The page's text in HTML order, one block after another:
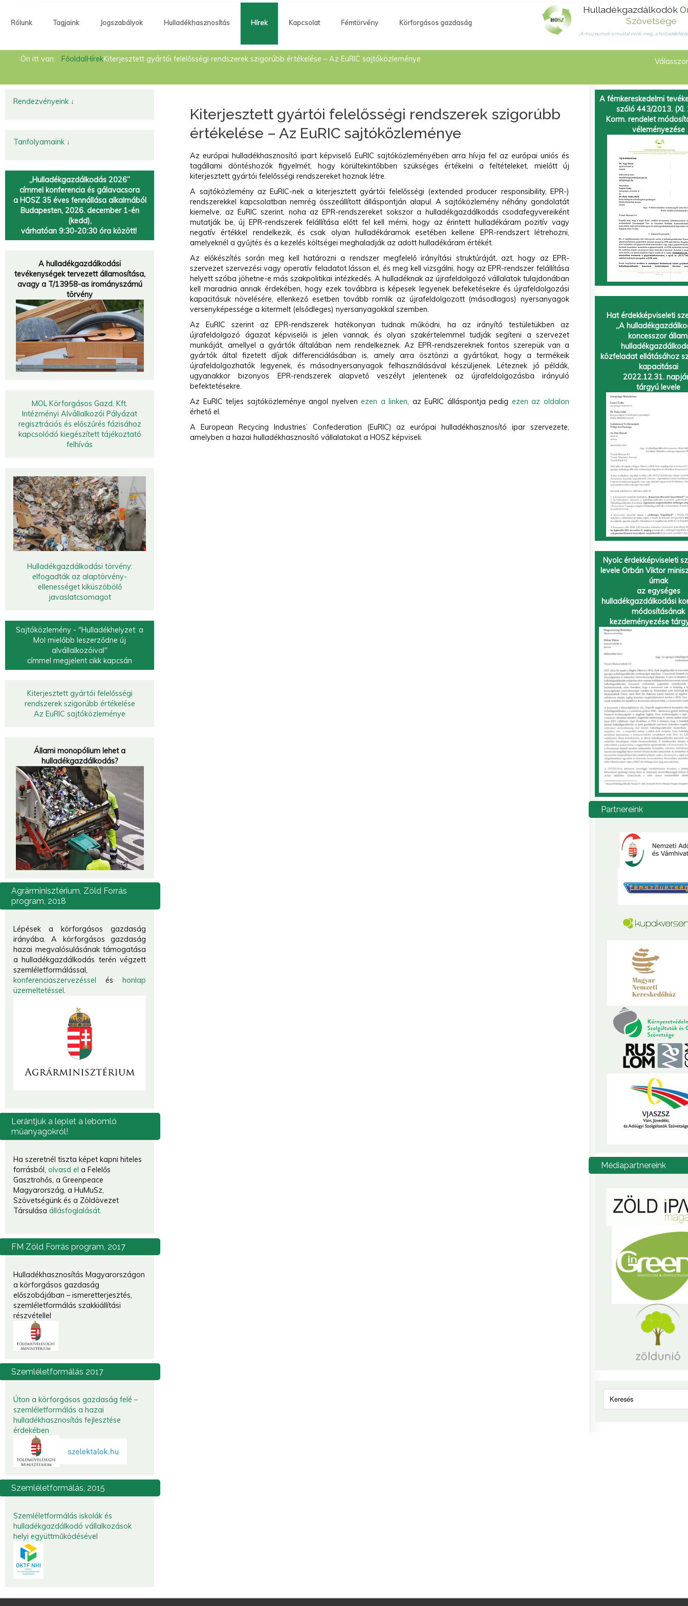
Rólunk
Hírek
Fémtörvény
Körforgásos gazdaság
OrszágosSzövetsége
„A múzeumok a múltat őrzik meg, a hulladékfeldolgozók a jövőt.
Hulladékgazdálkodók
Szövetsége
„A múzeumok a múltat őrzik meg, a
Rólunk Tagjaink Jogszabályok Hulladékhasznosítás Hírek Kapcsolat Fémtörvény Körforgásos gazdaság
Ön itt van: FőoldalHírekKiterjesztett gyártói felelősségi rendszerek szigorúbb értékelése – Az EuRIC sajtóközleménye
Kiterjesztett gyártói felelősségi rendszerek szigorúbb
értékelése – Az EuRIC sajtóközleménye
Az európai hulladékhasznosító ipart képviselő EuRIC sajtóközleményében arra hívja fel az európai uniós és
tagállami döntéshozók figyelmét, hogy körültekintőbben szükséges értékelni a feltételeket, mielőtt új
kiterjesztett gyártói felelősségi rendszereket hoznak létre.
A sajtóközlemény az EuRIC-nek a kiterjesztett gyártói felelősségi (extended producer responsibility, EPR-)
rendszerekkel kapcsolatban nemrég összeállított álláspontján alapul. A sajtóközlemény néhány gondolatát
kiemelve, az EuRIC szerint, noha az EPR-rendszereket sokszor a hulladékgazdálkodás csodafegyvereiként
mutatják be, új EPR-rendszerek felállítása előtt fel kell mérni, hogy az érintett hulladékáram pozitív vagy
negatív értékkel rendelkezik, és csak olyan hulladékáramok esetében kellene EPR-rendszert létrehozni,
amelyeknél a gyűjtés és a kezelés költségei meghaladják az adott hulladékáram értékét.
Az előkészítés során meg kell határozni a rendszer megfelelő irányítási struktúráját, azt, hogy az EPR-
szervezet szervezési vagy operatív feladatot lásson el, és meg kell vizsgálni, hogy az EPR-rendszer felállítása
helyett szóba jöhetne-e más szakpolitikai intézkedés. A hulladéknak az újrafeldolgozó vállalatok tulajdonában
kell maradnia annak érdekében, hogy ezek továbbra is képesek legyenek befeketésekre és újrafeldolgozási
kapacitásuk növelésére, ellenkező esetben tovább romlik az újrafeldolgozott (másodlagos) nyersanyagok
versenyképessége a kitermelt (elsődleges) nyersanyagokkal szemben.
Az EuRIC szerint az EPR-rendszerek hatékonyan tudnak működni, ha az irányító testületükben az
újrafeldolgozó ágazat képviselői is jelen vannak, és olyan szakértelemmel tudják segíteni a szervezet
munkáját, amellyel a gyártók általában nem rendelkeznek. Az EPR-rendszereknek fontos szerepük van a
gyártók által fizetett díjak differenciálásában is, amely arra ösztönzi a gyártókat, hogy a termékeik
újrafeldolgozhatók legyenek, és másodnyersanyagok felhasználásával készüljenek. Léteznek jó példák,
ugyanakkor bizonyos EPR-rendszerek alapvető veszélyt jelentenek az újrafeldolgozásba irányuló
befektetésekre.
Az EuRIC teljes sajtóközleménye angol nyelvenezen a linken, az EuRIC álláspontja pedig ezen az oldalon
érhető el.
A European Recycing Industries’ Confederation (EuRIC) az európai hulladékhasznosító ipar szervezete,
amelyben a hazai hulladékhasznosító vállalatokat a HOSZ képviseli.
Rendezvényeink ↓
Tanfolyamaink ↓
„Hulladékgazdálkodás 2026”
címmel konferencia és gálavacsora
a HOSZ 35 éves fennállása alkalmából
Budapesten, 2026. december 1-én
(kedd),
várhatóan 9:30-20:30 óra között!
A hulladékgazdálkodási
tevékenységek tervezett államosítása,
avagy a T/13958-as irományszámú
törvény
MOL Körforgásos Gazd. Kft.
Intézményi Alvállalkozói Pályázat
regisztrációs és előszűrés fázisához
kapcsolódó kiegészített tájékoztató
felhívás
Hulladékgazdálkodási törvény:
elfogadták az alaptörvény-
ellenességet kiküszöbölő
javaslatcsomagot
Sajtóközlemény - "Hulladékhelyzet: a
Mol mielőbb leszerződne új
alvállalkozóival"
címmel megjelent cikk kapcsán
Kiterjesztett gyártói felelősségi
rendszerek szigorúbb értékelése
Az EuRIC sajtóközleménye
Állami monopólium lehet a
hulladékgazdálkodás?
Agrárminisztérium, Zöld Forrás
program, 2018
Lépések a körforgásos gazdaság
irányába. A körforgásos gazdaság
hazai megvalósulásának támogatása
a hulladékgazdálkodás terén végzett
szemléletformálással,
konferenciaszervezéssel éshonlap
üzemeltetéssel.
Lerántjuk a leplet a lebomló
műanyagokról!
Ha szeretnél tiszta képet kapni hiteles
forrásból, olvasd el a Felelős
Gasztrohős, a Greenpeace
Magyarország, a HuMuSz,
Szövetségünk és a Zöldövezet
Társulása állásfoglalását.
FM Zöld Forrás program, 2017
Hulladékhasznosítás Magyarországon
a körforgásos gazdaság
előszobájában – ismeretterjesztés,
szemléletformálás szakkiállítási
részvétellel
Szemléletformálás 2017
Úton a körforgásos gazdaság felé –
szemléletformálás a hazai
hulladékhasznosítás fejlesztése
érdekében
Szemléletformálás, 2015
Szemléletformálás iskolák és
hulladékgazdálkodó vállalkozások
helyi együttműködésével
A fémkereskedelmi
szóló 443/2013. (XI.
Korm. rendelet
véleményezése
Hat érdekképviseleti
„A
koncesszor
közfeladat ellátásához
kapacitásai
2022.12.31.
tárgyú levele
Nyolc érdekképviseleti
levele Orbán Viktor
úrnak
az egységes
hulladékgazdálkodási
módosításának
kezdeményezése
Partnereink
Médiapartnereink